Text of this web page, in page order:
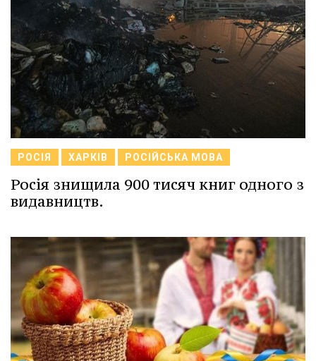
РОСІЯ ХАРКІВ РОСІЙСЬКА МОВА
Росія знищила 900 тисяч книг одного з
видавництв.